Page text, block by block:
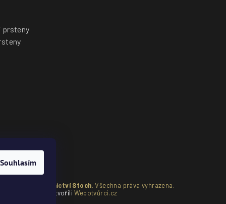
Souhlasím
prsteny
Zlatnictví Stoch. Všechna práva vyhrazena.
VytvořiliWebotvůrci.cz